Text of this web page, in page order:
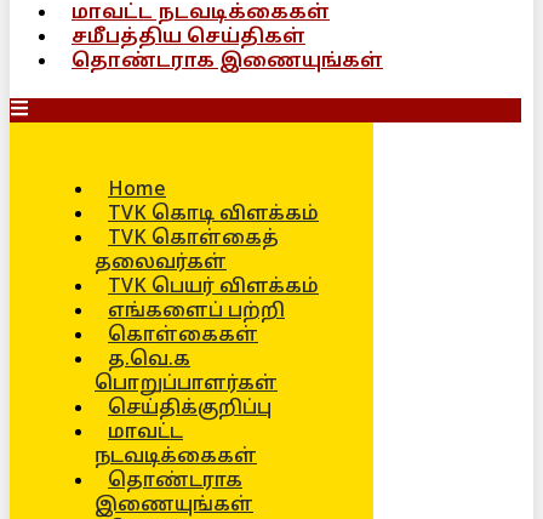
மாவட்ட நடவடிக்கைகள்
சமீபத்திய செய்திகள்
தொண்டராக இணையுங்கள்
Home
TVK கொடி விளக்கம்
TVK கொள்கைத்
தலைவர்கள்
TVK பெயர் விளக்கம்
எங்களைப் பற்றி
கொள்கைகள்
த.வெ.க
பொறுப்பாளர்கள்
செய்திக்குறிப்பு
மாவட்ட
நடவடிக்கைகள்
தொண்டராக
இணையுங்கள்